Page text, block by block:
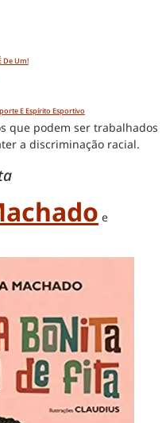
De Um!
E Espírito Esportivo
que podem ser trabalhados
a discriminação racial.
e